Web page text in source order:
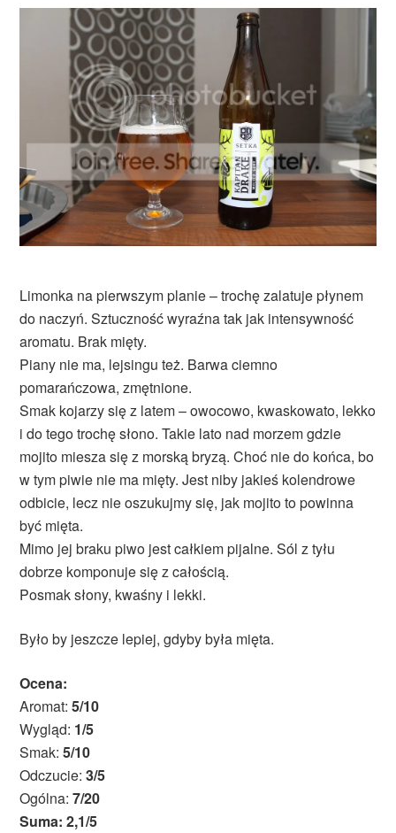
Limonka na pierwszym planie – trochę zalatuje płynem
do naczyń. Sztuczność wyraźna tak jak intensywność
aromatu. Brak mięty.
Piany nie ma, lejsingu też. Barwa ciemno
pomarańczowa, zmętnione.
Smak kojarzy się z latem – owocowo, kwaskowato, lekko
i do tego trochę słono. Takie lato nad morzem gdzie
mojito miesza się z morską bryzą. Choć nie do końca, bo
w tym piwie nie ma mięty. Jest niby jakieś kolendrowe
odbicie, lecz nie oszukujmy się, jak mojito to powinna
być mięta.
Mimo jej braku piwo jest całkiem pijalne. Sól z tyłu
dobrze komponuje się z całością.
Posmak słony, kwaśny i lekki.
Było by jeszcze lepiej, gdyby była mięta.
Ocena:
Aromat:5/10
Wygląd: 1/5
Smak:5/10
Odczucie:3/5
Ogólna:7/20
Suma: 2,1/5